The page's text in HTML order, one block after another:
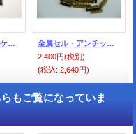
金属セル・黒ニッケル色（100個入）
金属セル・アンチック色（100個入）
2,400円(税別)
(税込: 2,640円)
もご覧になっていま